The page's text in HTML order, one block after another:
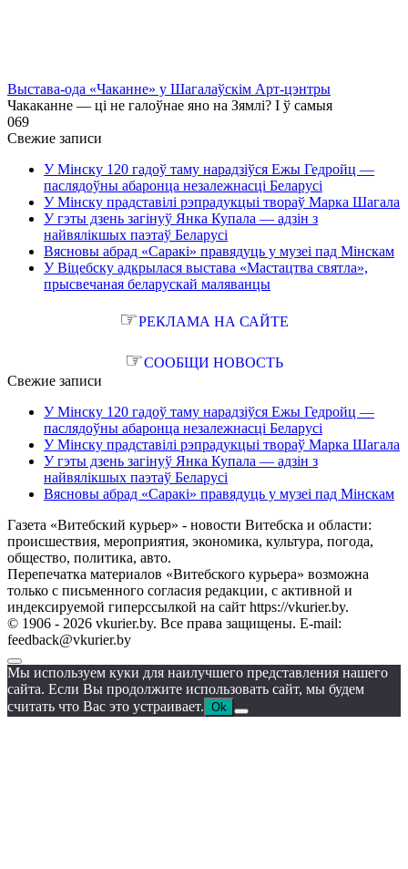
Выстава-ода «Чаканне» у Шагалаўскім Арт-цэнтры
Чакаканне — ці не галоўнае яно на Зямлі? І ў самыя
069
Свежие записи
У Мінску 120 гадоў таму нарадзіўся Ежы Гедройц —
паслядоўны абаронца незалежнасці Беларусі
У Мінску прадставілі рэпрадукцыі твораў Марка Шагала
У гэты дзень загінуў Янка Купала — адзін з
найвялікшых паэтаў Беларусі
Вясновы абрад «Саракі» правядуць у музеі пад Мінскам
У Віцебску адкрылася выстава «Мастацтва святла»,
прысвечаная беларускай маляванцы
☞РЕКЛАМА НА САЙТЕ
☞СООБЩИ НОВОСТЬ
Свежие записи
У Мінску 120 гадоў таму нарадзіўся Ежы Гедройц —
паслядоўны абаронца незалежнасці Беларусі
У Мінску прадставілі рэпрадукцыі твораў Марка Шагала
У гэты дзень загінуў Янка Купала — адзін з
найвялікшых паэтаў Беларусі
Вясновы абрад «Саракі» правядуць у музеі пад Мінскам
Газета «Витебский курьер» - новости Витебска и области:
происшествия, мероприятия, экономика, культура, погода,
общество, политика, авто.
Перепечатка материалов «Витебского курьера» возможна
только с письменного согласия редакции, с активной и
индексируемой гиперссылкой на сайт https://vkurier.by.
© 1906 - 2026 vkurier.by. Все права защищены. E-mail:
feedback@vkurier.by
Мы используем куки для наилучшего представления нашего
сайта. Если Вы продолжите использовать сайт, мы будем
считать что Вас это устраивает. Ok